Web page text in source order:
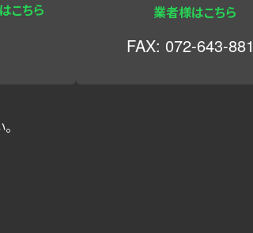
こちら 業者様はこちら
FAX: 072-643-